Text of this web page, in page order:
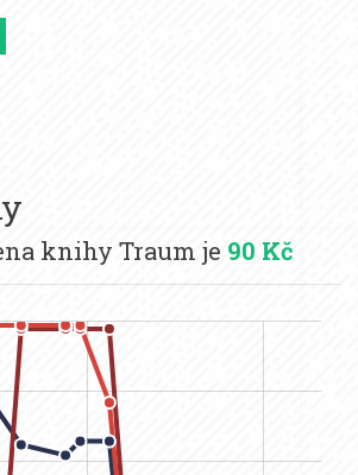
knihy Traum je 90 Kč